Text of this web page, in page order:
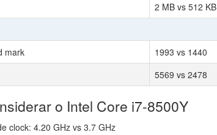
2 MB vs 512 KB
mark
1993 vs 1440
5569 vs 2478
o Intel Core i7-8500Y
clock: 4.20 GHz vs 3.7 GHz